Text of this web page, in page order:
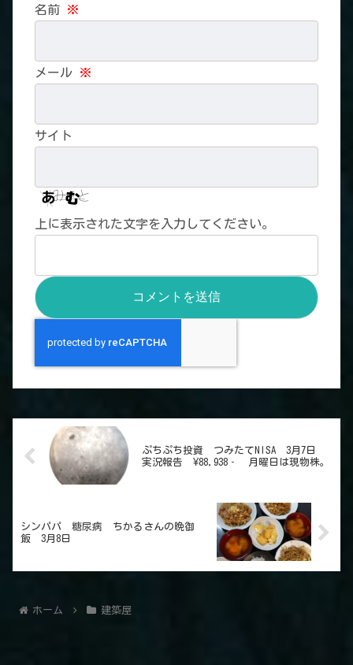
名前 ※
メール ※
サイト
上に表示された文字を入力してください。
ぷちぷち投資 つみたてNISA 3月7日
実況報告 ¥88,938‐ 月曜日は現物株。
シンパパ 糖尿病 ちかるさんの晩御
飯 3月8日
ホーム 建築屋